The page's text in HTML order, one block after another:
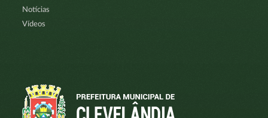
Notícias
Vídeos